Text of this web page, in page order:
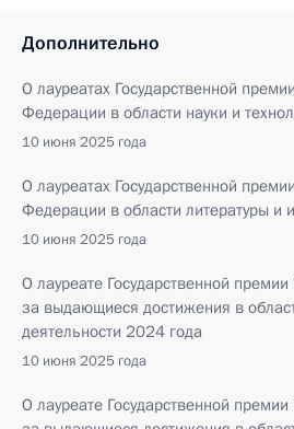
Дополнительно
О лауреатах Государственной
Федерации в области науки и
10 июня 2025 года
О лауреатах Государственной
Федерации в области литературы и
10 июня 2025 года
О лауреате Государственной
за выдающиеся достижения в
деятельности 2024 года
10 июня 2025 года
О лауреате Государственной